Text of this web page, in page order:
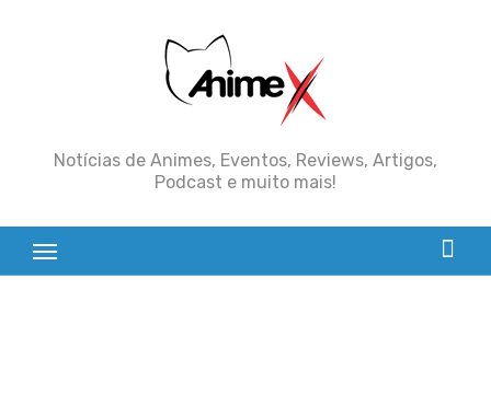
Notícias de Animes, Eventos, Reviews, Artigos,
Podcast e muito mais!